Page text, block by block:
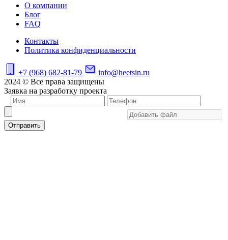
О компании
Блог
FAQ
Контакты
Политика конфиденциальности
+7 (968) 682-81-79
info@heetsin.ru
2024 © Все права защищены
Заявка на разработку проекта
Отправить